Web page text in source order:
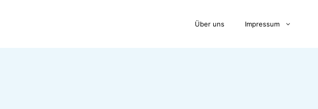
Über uns Impressum